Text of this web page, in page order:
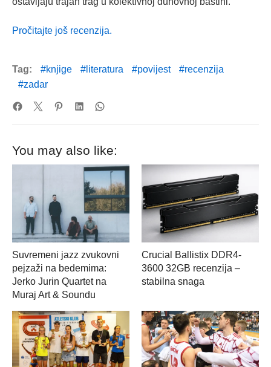
Pročitajte još recenzija.
Tag: knjige literatura povijest
recenzija
zadar
You may also like:
Suvremeni jazz zvukovni
pejzaži na bedemima:
Jerko Jurin Quartet na
Muraj Art & Soundu
Crucial Ballistix DDR4-
3600 32GB recenzija –
stabilna snaga